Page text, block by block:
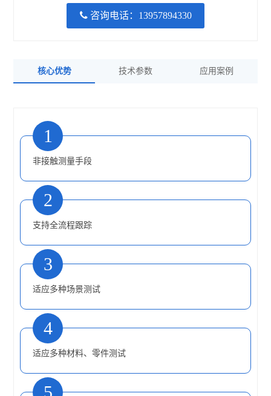
咨询电话：13957894330
核心优势 技术参数 应用案例
非接触测量手段
1
支持全流程跟踪
2
适应多种场景测试
3
适应多种材料、零件测试
4